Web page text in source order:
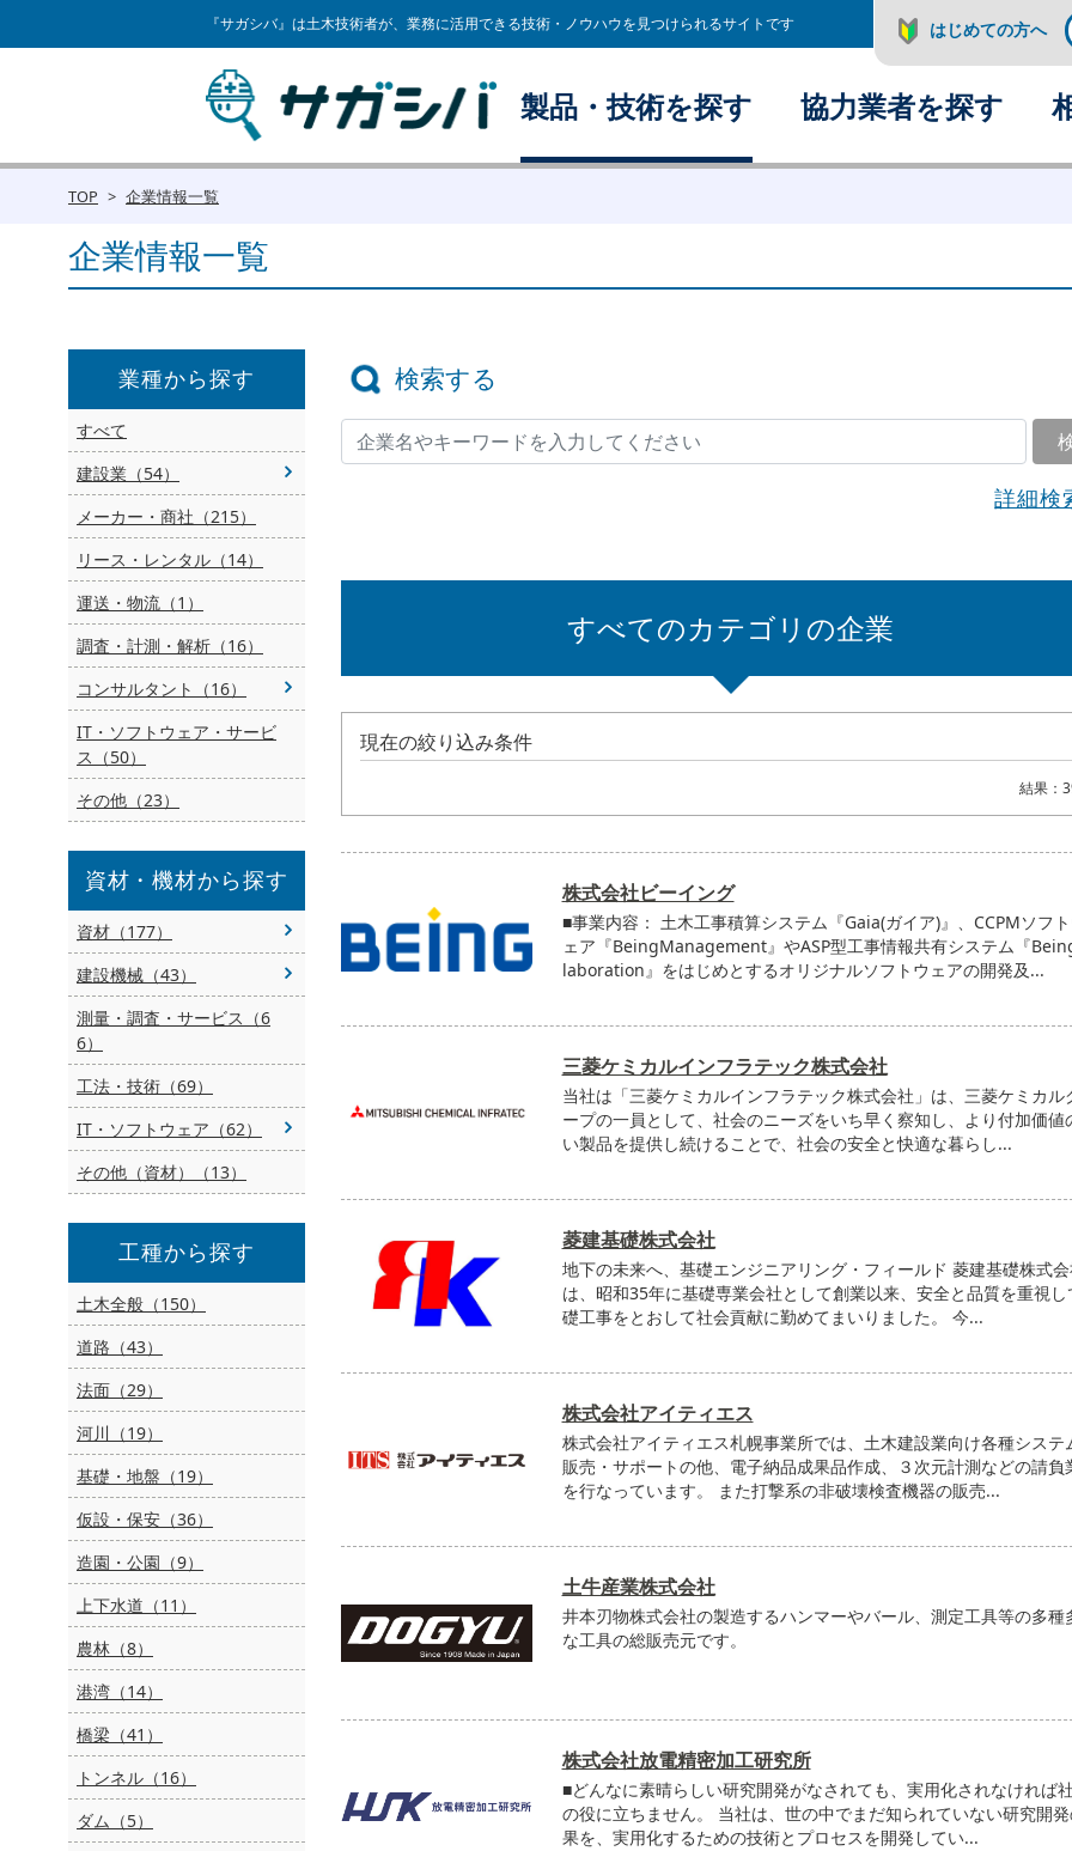
『サガシバ』は土木技術者が、業務に活用できる技術・ノウハウを見つけられるサイトです はじめての方へ
製品・技術を探す 協力業者を探す
TOP 企業情報一覧
企業情報一覧
業種から探す
すべて
建設業（54）
メーカー・商社（215）
リース・レンタル（14）
運送・物流（1）
調査・計測・解析（16）
コンサルタント（16）
IT・ソフトウェア・サービ
ス（50）
その他（23）
資材・機材から探す
資材（177）
建設機械（43）
測量・調査・サービス（6
6）
工法・技術（69）
IT・ソフトウェア（62）
その他（資材）（13）
工種から探す
土木全般（150）
道路（43）
法面（29）
河川（19）
基礎・地盤（19）
仮設・保安（36）
造園・公園（9）
上下水道（11）
農林（8）
港湾（14）
橋梁（41）
トンネル（16）
ダム（5）
検索する
詳細検
すべてのカテゴリの企業
現在の絞り込み条件
結果：
株式会社ビーイング
■事業内容： 土木工事積算システム『Gaia(ガイア)』、CCPMソフ
ェア『BeingManagement』やASP型工事情報共有システム『
laboration』をはじめとするオリジナルソフトウェアの開発及...
三菱ケミカルインフラテック株式会社
当社は「三菱ケミカルインフラテック株式会社」は、三菱ケミカル
ープの一員として、社会のニーズをいち早く察知し、より付加価値
い製品を提供し続けることで、社会の安全と快適な暮らし...
菱建基礎株式会社
地下の未来へ、基礎エンジニアリング・フィールド 菱建基礎株式
は、昭和35年に基礎専業会社として創業以来、安全と品質を重視し
礎工事をとおして社会貢献に勤めてまいりました。 今...
株式会社アイティエス
株式会社アイティエス札幌事業所では、土木建設業向け各種システ
販売・サポートの他、電子納品成果品作成、３次元計測などの請負
を行なっています。 また打撃系の非破壊検査機器の販売...
土牛産業株式会社
井本刃物株式会社の製造するハンマーやバール、測定工具等の多種
な工具の総販売元です。
株式会社放電精密加工研究所
■どんなに素晴らしい研究開発がなされても、実用化されなければ
の役に立ちません。 当社は、世の中でまだ知られていない研究開
果を、実用化するための技術とプロセスを開発してい...